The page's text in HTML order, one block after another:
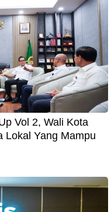
Vol 2, Wali Kota
Lokal Yang Mampu